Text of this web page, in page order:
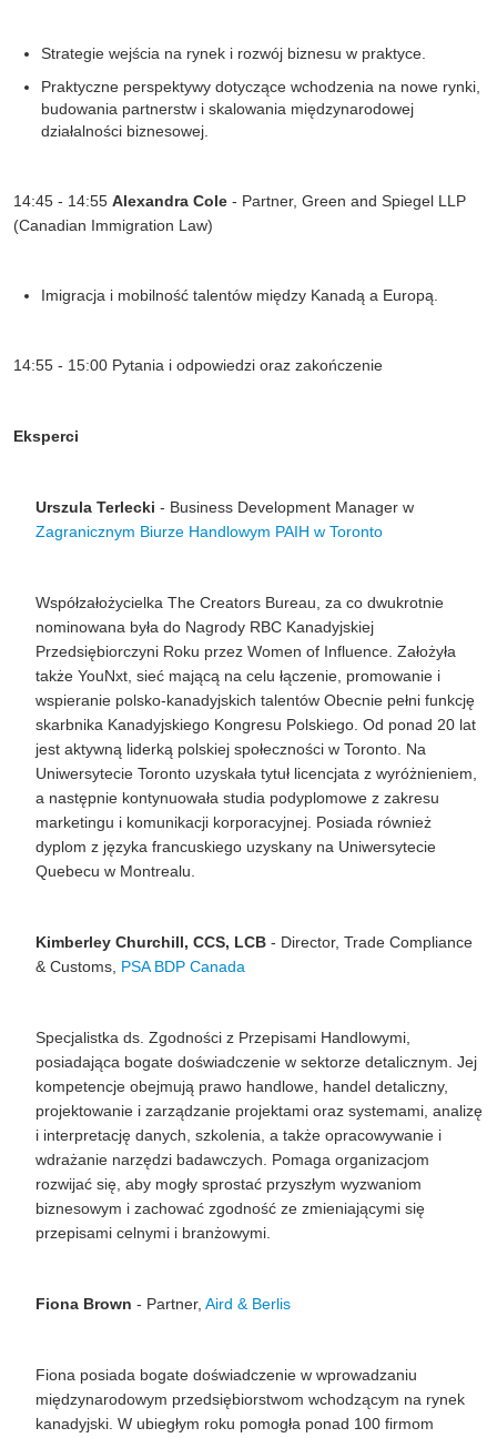
Strategie wejścia na rynek i rozwój biznesu w praktyce.
Praktyczne perspektywy dotyczące wchodzenia na nowe rynki,
budowania partnerstw i skalowania międzynarodowej
działalności biznesowej.
14:45 - 14:55 Alexandra Cole - Partner, Green and Spiegel LLP
(Canadian Immigration Law)
Imigracja i mobilność talentów między Kanadą a Europą.
14:55 - 15:00 Pytania i odpowiedzi oraz zakończenie
Eksperci
Urszula Terlecki - Business Development Manager w
Zagranicznym Biurze Handlowym PAIH w Toronto
Współzałożycielka The Creators Bureau, za co dwukrotnie
nominowana była do Nagrody RBC Kanadyjskiej
Przedsiębiorczyni Roku przez Women of Influence. Założyła
także YouNxt, sieć mającą na celu łączenie, promowanie i
wspieranie polsko-kanadyjskich talentów Obecnie pełni funkcję
skarbnika Kanadyjskiego Kongresu Polskiego. Od ponad 20 lat
jest aktywną liderką polskiej społeczności w Toronto. Na
Uniwersytecie Toronto uzyskała tytuł licencjata z wyróżnieniem,
a następnie kontynuowała studia podyplomowe z zakresu
marketingu i komunikacji korporacyjnej. Posiada również
dyplom z języka francuskiego uzyskany na Uniwersytecie
Quebecu w Montrealu.
Kimberley Churchill, CCS, LCB - Director, Trade Compliance
& Customs, PSA BDP Canada
Specjalistka ds. Zgodności z Przepisami Handlowymi,
posiadająca bogate doświadczenie w sektorze detalicznym. Jej
kompetencje obejmują prawo handlowe, handel detaliczny,
projektowanie i zarządzanie projektami oraz systemami, analizę
i interpretację danych, szkolenia, a także opracowywanie i
wdrażanie narzędzi badawczych. Pomaga organizacjom
rozwijać się, aby mogły sprostać przyszłym wyzwaniom
biznesowym i zachować zgodność ze zmieniającymi się
przepisami celnymi i branżowymi.
Fiona Brown - Partner, Aird & Berlis
Fiona posiada bogate doświadczenie w wprowadzaniu
międzynarodowym przedsiębiorstwom wchodzącym na rynek
kanadyjski. W ubiegłym roku pomogła ponad 100 firmom